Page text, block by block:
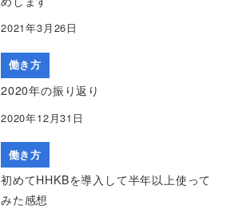
2021年3月26日
働き方
2020年の振り返り
2020年12月31日
働き方
初めてHHKBを導入して半年以上使って
みた感想